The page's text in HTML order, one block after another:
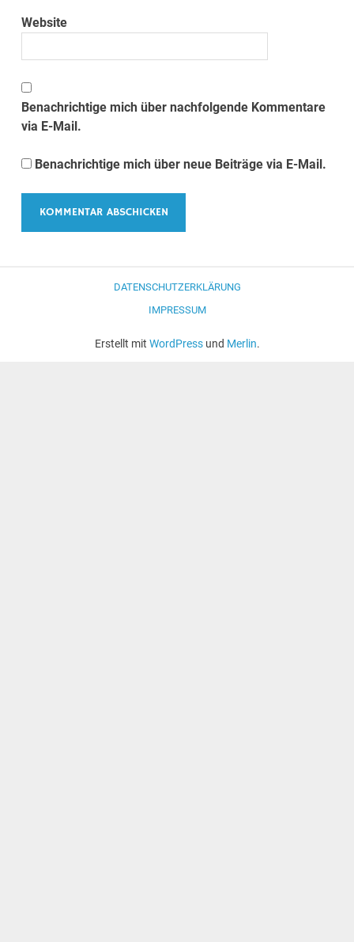
Website
Benachrichtige mich über nachfolgende Kommentare
via E-Mail.
Benachrichtige mich über neue Beiträge via E-Mail.
DATENSCHUTZERKLÄRUNG
IMPRESSUM
Erstellt mit WordPressund Merlin.